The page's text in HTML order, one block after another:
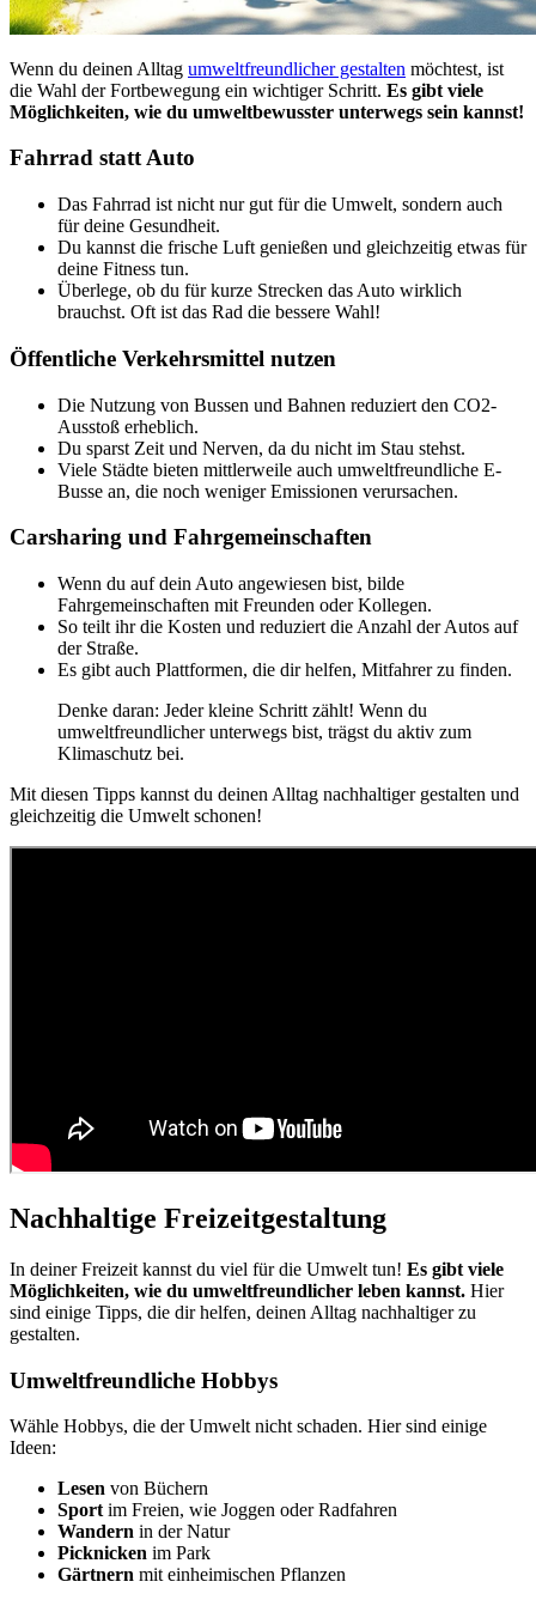
Wenn du deinen Alltag umweltfreundlicher gestalten möchtest, ist
die Wahl der Fortbewegung ein wichtiger Schritt. Es gibt viele
Möglichkeiten, wie du umweltbewusster unterwegs sein kannst!
Fahrrad statt Auto
Das Fahrrad ist nicht nur gut für die Umwelt, sondern auch
für deine Gesundheit.
Du kannst die frische Luft genießen und gleichzeitig etwas für
deine Fitness tun.
Überlege, ob du für kurze Strecken das Auto wirklich
brauchst. Oft ist das Rad die bessere Wahl!
Öffentliche Verkehrsmittel nutzen
Die Nutzung von Bussen und Bahnen reduziert den CO2-
Ausstoß erheblich.
Du sparst Zeit und Nerven, da du nicht im Stau stehst.
Viele Städte bieten mittlerweile auch umweltfreundliche E-
Busse an, die noch weniger Emissionen verursachen.
Carsharing und Fahrgemeinschaften
Wenn du auf dein Auto angewiesen bist, bilde
Fahrgemeinschaften mit Freunden oder Kollegen.
So teilt ihr die Kosten und reduziert die Anzahl der Autos auf
der Straße.
Es gibt auch Plattformen, die dir helfen, Mitfahrer zu finden.
Denke daran: Jeder kleine Schritt zählt! Wenn du
umweltfreundlicher unterwegs bist, trägst du aktiv zum
Klimaschutz bei.
Mit diesen Tipps kannst du deinen Alltag nachhaltiger gestalten und
gleichzeitig die Umwelt schonen!
Nachhaltige Freizeitgestaltung
In deiner Freizeit kannst du viel für die Umwelt tun! Es gibt viele
Möglichkeiten, wie du umweltfreundlicher leben kannst. Hier
sind einige Tipps, die dir helfen, deinen Alltag nachhaltiger zu
gestalten.
Umweltfreundliche Hobbys
Wähle Hobbys, die der Umwelt nicht schaden. Hier sind einige
Ideen:
Lesen von Büchern
Sport im Freien, wie Joggen oder Radfahren
Wandern in der Natur
Picknicken im Park
Gärtnern mit einheimischen Pflanzen